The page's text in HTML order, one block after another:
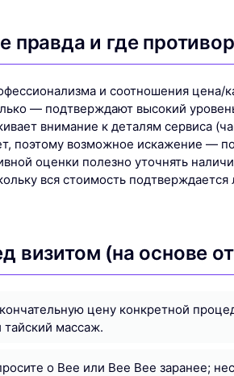
правда и где
и соотношения цена/
— подтверждают высокий
внимание к деталям сервиса
поэтому возможное искажение —
оценки полезно уточнять
вся стоимость
визитом (на основе
цену конкретной
массаж.
о Bee или Bee Bee заранее;